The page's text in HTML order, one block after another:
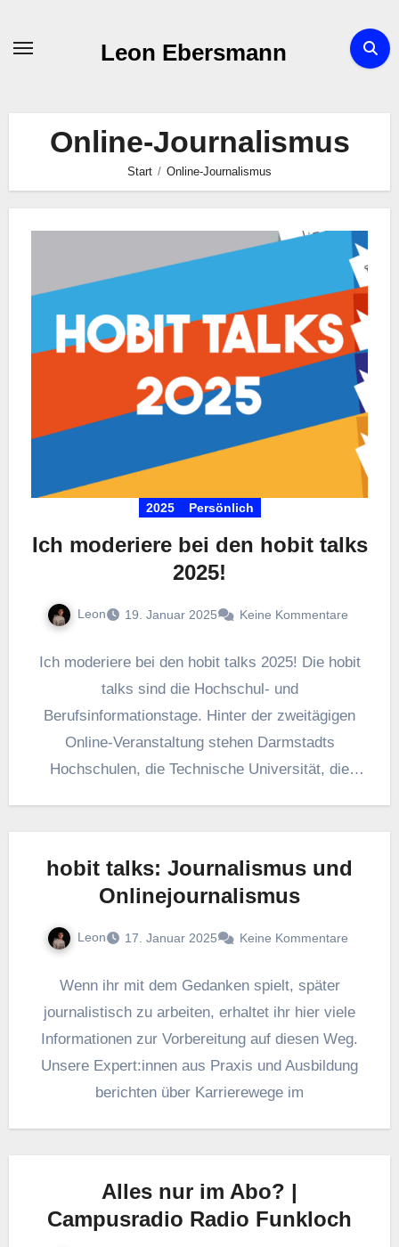
Leon Ebersmann
Online-Journalismus
Start Online-Journalismus
2025 Persönlich
Ich moderiere bei den hobit talks
2025!
Leon 19. Januar 2025 Keine Kommentare
Ich moderiere bei den hobit talks 2025! Die hobit
talks sind die Hochschul- und
Berufsinformationstage. Hinter der zweitägigen
Online-Veranstaltung stehen Darmstadts
Hochschulen, die Technische Universität, die
hobit talks: Journalismus und
Onlinejournalismus
Leon 17. Januar 2025 Keine Kommentare
Wenn ihr mit dem Gedanken spielt, später
journalistisch zu arbeiten, erhaltet ihr hier viele
Informationen zur Vorbereitung auf diesen Weg.
Unsere Expert:innen aus Praxis und Ausbildung
berichten über Karrierewege im
Alles nur im Abo? |
Campusradio Radio Funkloch